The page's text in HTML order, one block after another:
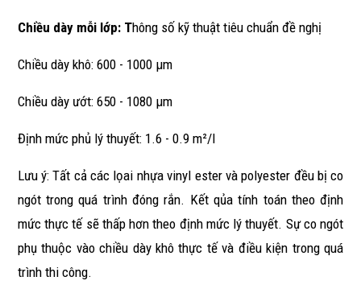
Chiều dày mỗi lớp: Thông số kỹ thuật tiêu chuẩn đề nghị
Chiều dày khô: 600 - 1000 μm
Chiều dày ướt: 650 - 1080 μm
Định mức phủ lý thuyết: 1.6 - 0.9 m²/l
Lưu ý: Tất cả các lọai nhựa vinyl ester và polyester đều bị co
ngót trong quá trình đóng rắn. Kết qủa tính toán theo định
mức thực tế sẽ thấp hơn theo định mức lý thuyết. Sự co ngót
phụ thuộc vào chiều dày khô thực tế và điều kiện trong quá
trình thi công.